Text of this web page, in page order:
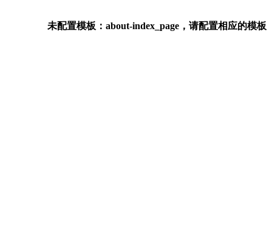
未配置模板：about-index_page，请配置相应的模板